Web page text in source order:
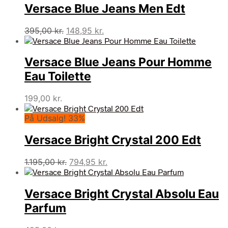
468,00 kr..199,00 kr..
Versace Blue Jeans Men Edt
395,00kr. Den
oprindelige
var:
395,00 kr..
148,95 kr.
aktuelle
er:
148,95 kr..
Versace Blue Jeans Pour Homme
Eau Toilette
199,00 kr.
På Udsalg! 33%
Versace Bright Crystal 200 Edt
1.195,00kr. Den
oprindelige
var:
1.195,00 kr..
794,95 kr.
aktuelle
er:
794,95 kr..
Versace Bright Crystal Absolu Eau
Parfum